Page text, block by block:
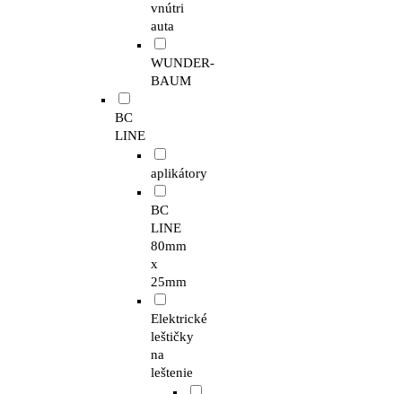
vnútri
auta
WUNDER-
BAUM
BC
LINE
aplikátory
BC
LINE
80mm
x
25mm
Elektrické
leštičky
na
leštenie